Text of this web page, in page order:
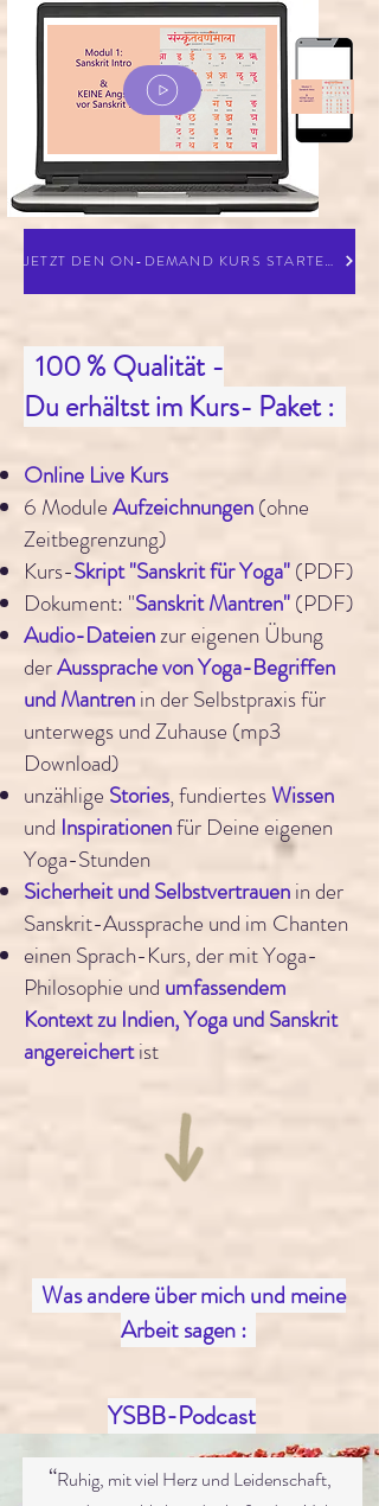
JETZT DEN ON-DEMAND KURS STARTEN
100 % Qualität -
Du erhältst im Kurs- Paket :
Online Live Kurs
6 ModuleAufzeichnungen(ohne
Zeitbegrenzung)
Kurs-Skript "Sanskrit für Yoga"(PDF)
Dokument: "SanskritMantren"(PDF)
Audio-Dateienzur eigenen Übung
derAussprache von Yoga-Begriffen
und Mantrenin der Selbstpraxis für
unterwegs und Zuhause (mp3
Download)
unzählige Stories, fundiertesWissen
und Inspirationenfür Deine eigenen
Yoga-Stunden
Sicherheit und Selbstvertrauenin der
Sanskrit-Aussprache und im Chanten
einen Sprach-Kurs, der mit Yoga-
Philosophie und umfassendem
Kontext zu Indien, Yoga und Sanskrit
angereichertist
Was andereüber mich und meine
Arbeit sagen:
YSBB-Podcast
“Ruhig, mit viel Herz und Leidenschaft,